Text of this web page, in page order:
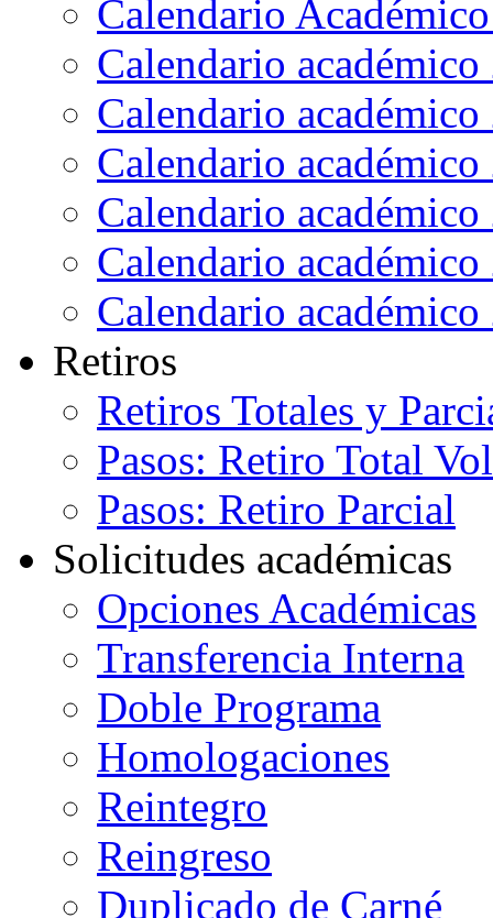
Calendario
Calendario académico
Calendario académico
Calendario académico
Calendario académico
Calendario académico
Calendario académico
Retiros
Retiros Totales y
Pasos: Retiro Total
Pasos: Retiro Parcial
Solicitudes académicas
Opciones Académicas
Transferencia Interna
Doble Programa
Homologaciones
Reintegro
Reingreso
Duplicado de Carné